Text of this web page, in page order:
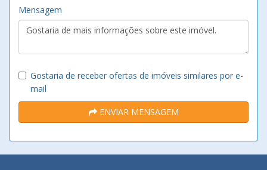
Mensagem
Gostaria de receber ofertas de imóveis similares por e-
mail
ENVIAR MENSAGEM